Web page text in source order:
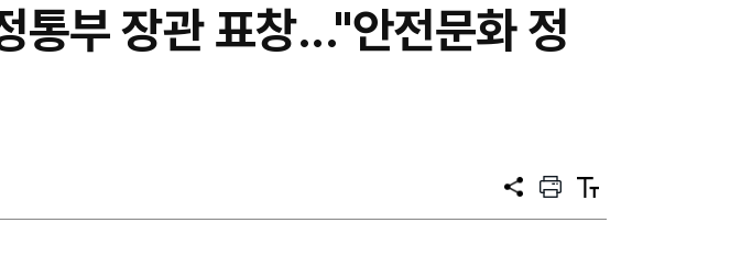
통부 장관 표창..."안전문화 정
공
프
트
텍
트